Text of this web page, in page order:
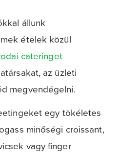
állunk
ételek közül
cateringet
az üzleti
megvendégelni.
egy tökéletes
minőségi croissant,
vagy finger